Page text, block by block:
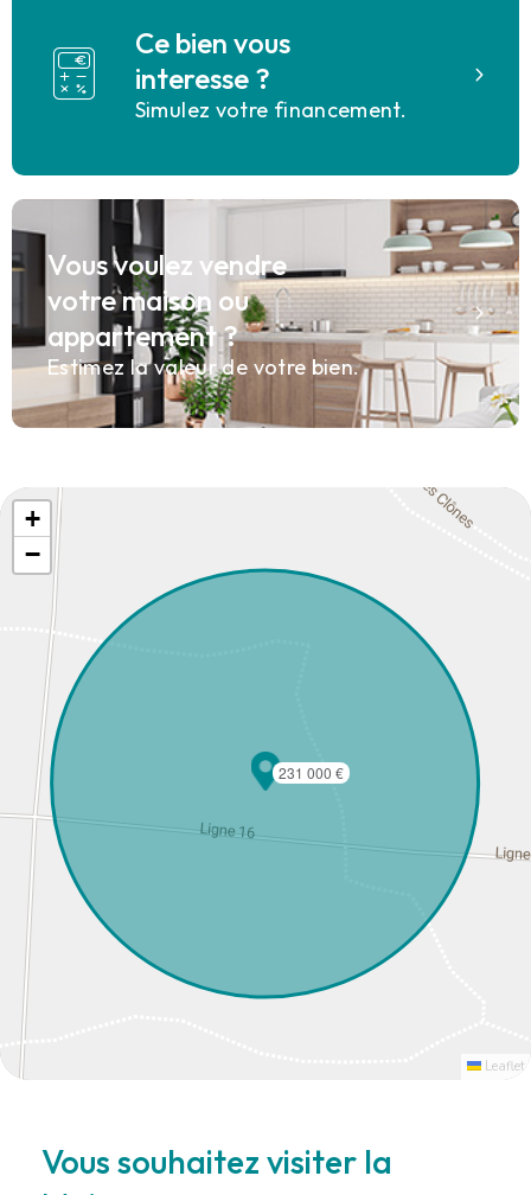
Ce bien vous
interesse ?
Simulez votre financement.
Vous voulez vendre
votre maison ou
appartement ?
Estimez la valeur de votre bien.
231 000 €
+
−
Leaflet
Vous souhaitez visiter la